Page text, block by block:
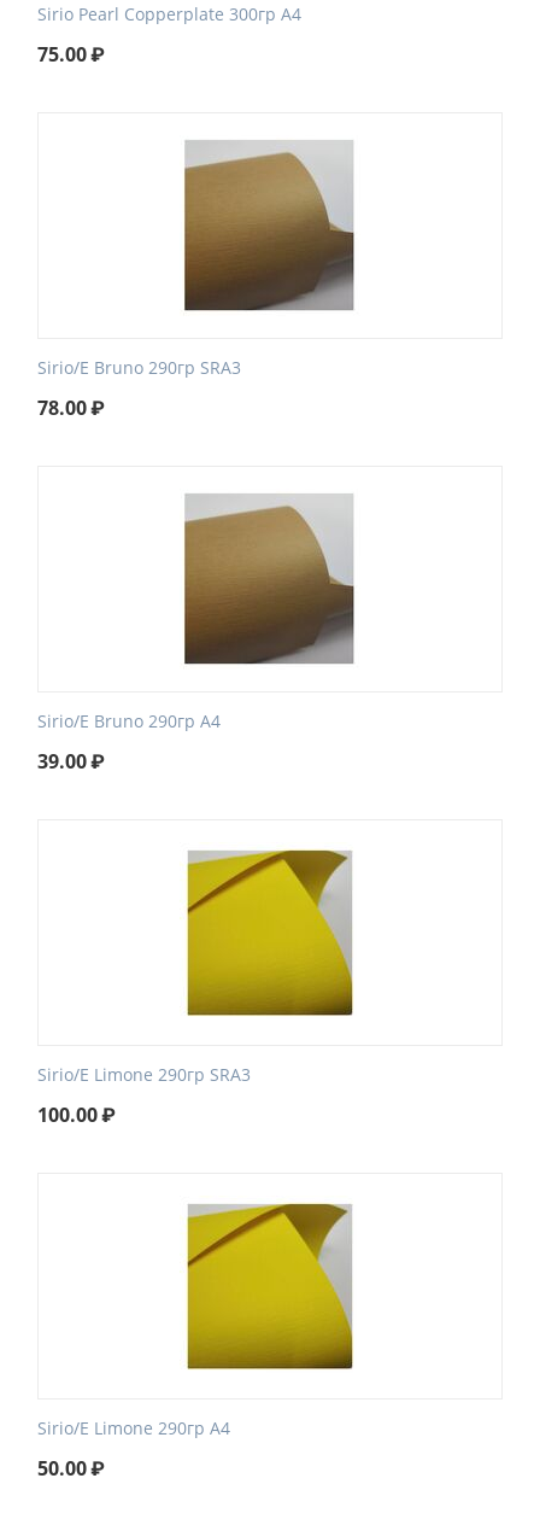
Sirio Pearl Сopperplate 300гр А4
75.00₽
Sirio/E Bruno 290гр SRA3
78.00₽
Sirio/E Bruno 290гр А4
39.00₽
Sirio/E Limone 290гр SRA3
100.00₽
Sirio/E Limone 290гр А4
50.00₽